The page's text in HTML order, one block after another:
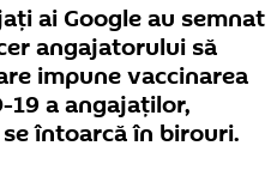
ai Google au semnat
angajatorului să
impune vaccinarea
19 a angajaţilor,
întoarcă în birouri.